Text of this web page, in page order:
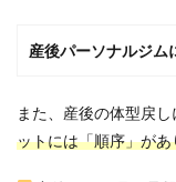
ソナ
ルジ
めラ
ンキ
産後パーソナルジム
また、産後の体型戻し
ットには「順序」があ